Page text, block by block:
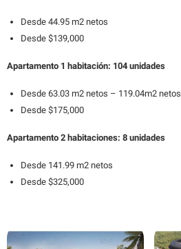
Desde 44.95 m2 netos
Desde $139,000
Apartamento 1 habitación: 104 unidades
Desde 63.03 m2 netos – 119.04m2 netos
Desde $175,000
Apartamento 2 habitaciones: 8 unidades
Desde 141.99 m2 netos
Desde $325,000